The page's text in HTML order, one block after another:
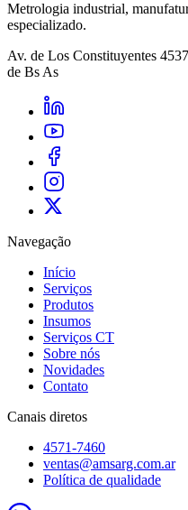
Metrologia industrial,
especializado.
Av. de Los Constituyentes
de Bs As
Navegação
Início
Serviços
Produtos
Insumos
Serviços CT
Sobre nós
Novidades
Contato
Canais diretos
4571-7460
ventas@amsarg.com.ar
Política de qualidade